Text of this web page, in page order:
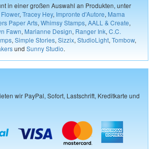
in einer großen Auswahl an Produkten, unter
, Tracey Hey, Impronte d'Autore, Mama
Paper Arts, Whimsy Stamps, AALL & Create,
Fawn, Marianne Design, Ranger Ink, C.C.
, Simple Stories, Sizzix, StudioLight, Tombow,
und Sunny Studio.
wir PayPal, Sofort, Lastschrift, Kreditkarte und